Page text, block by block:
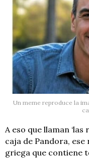
Un meme reproduce la
A eso que llaman
caja de Pandora,
griega que contiene